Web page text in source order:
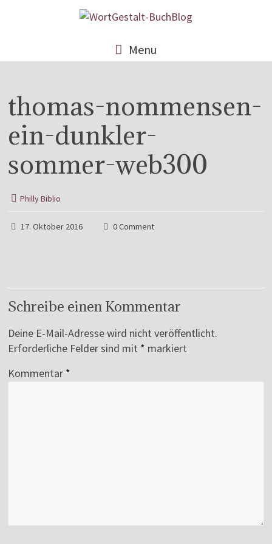
Menu
thomas-nommensen-
ein-dunkler-
sommer-web300
Philly Biblio
17. Oktober 2016 0 Comment
Schreibe einen Kommentar
Deine E-Mail-Adresse wird nicht veröffentlicht.
Erforderliche Felder sind mit * markiert
Kommentar *